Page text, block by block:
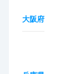
大阪府